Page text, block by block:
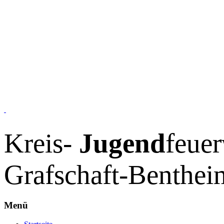
Kreis- Jugend
Grafschaft-
Menü